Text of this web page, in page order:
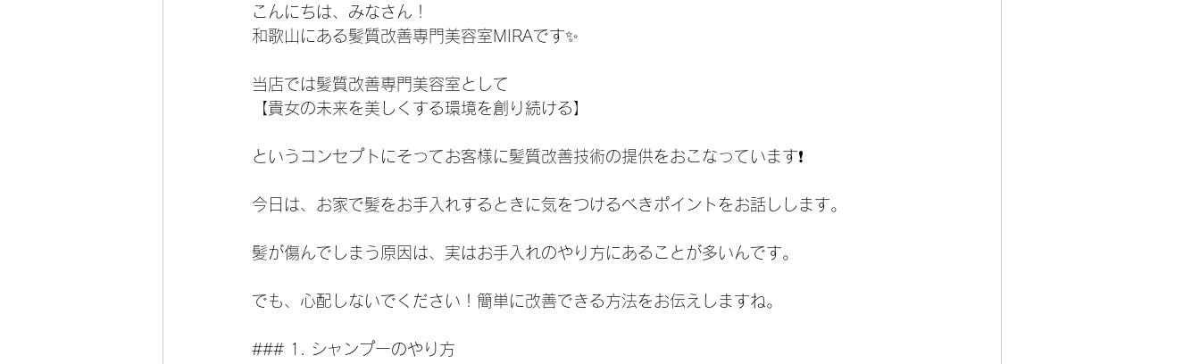
こんにちは、みなさん！
和歌山にある髪質改善専門美容室MIRAです✨
当店では髪質改善専門美容室として
【貴女の未来を美しくする環境を創り続ける】
というコンセプトにそってお客様に髪質改善技術の提供をおこなっています❗️
今日は、お家で髪をお手入れするときに気をつけるべきポイントをお話しします。
髪が傷んでしまう原因は、実はお手入れのやり方にあることが多いんです。
でも、心配しないでください！簡単に改善できる方法をお伝えしますね。
### 1. シャンプーのやり方